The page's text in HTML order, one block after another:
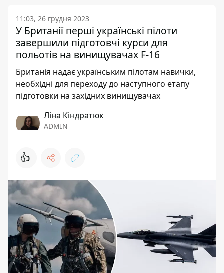
11:03, 26 грудня 2023
У Британії перші українські пілоти
завершили підготовчі курси для
польотів на винищувачах F-16
Британія надає українським пілотам навички,
необхідні для переходу до наступного етапу
підготовки на західних винищувачах
Ліна Кіндратюк
ADMIN
👍